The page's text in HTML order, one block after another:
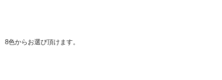
8色からお選び頂けます。